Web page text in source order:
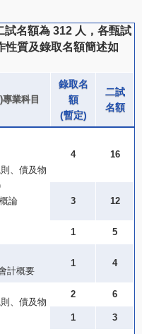
試名額為 312 人，各甄試
性質及錄取名額簡述如
業科目
錄取名
額
(暫定)
二試
名額
、債及物
論
4 16
3 12
1 5
計概要
1 4
、債及物
2 6
1 3